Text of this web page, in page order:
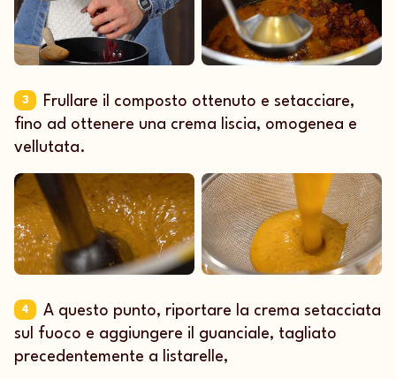
3
Frullare il composto ottenuto e setacciare,
fino ad ottenere una crema liscia, omogenea e
vellutata.
4
A questo punto, riportare la crema setacciata
sul fuoco e aggiungere il guanciale, tagliato
precedentemente a listarelle,